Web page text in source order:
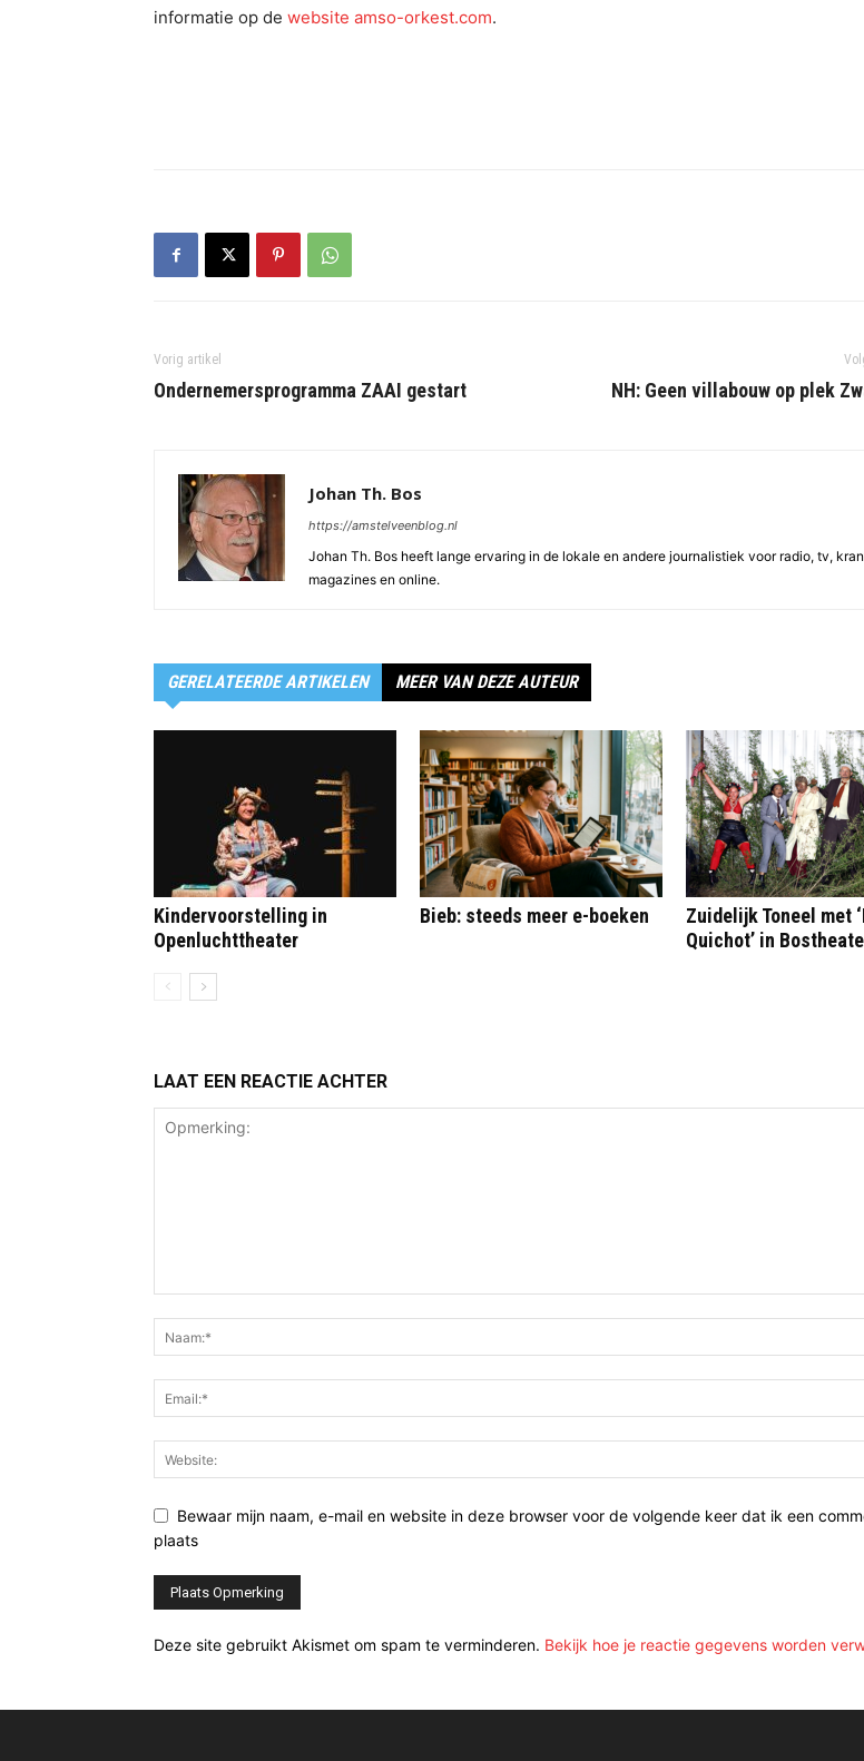
informatie op de website amso-orkest.com.
Vorig artikel
Ondernemersprogramma ZAAI gestart NH: Geen villabouw op plek
Johan Th. Bos
https://amstelveenblog.nl
Johan Th. Bos heeft lange ervaring in de lokale en andere journalistiek voor radio, tv,
magazines en online.
GERELATEERDE ARTIKELEN MEER VAN DEZE AUTEUR
Kindervoorstelling in
Openluchttheater
Bieb: steeds meer e-boeken
Zuidelijk Toneel met
Quichot’ in
LAAT EEN REACTIE ACHTER
Bewaar mijn naam, e-mail en website in deze browser voor de volgende keer dat ik een
plaats
Deze site gebruikt Akismet om spam te verminderen. Bekijk hoe je reactie gegevens worden